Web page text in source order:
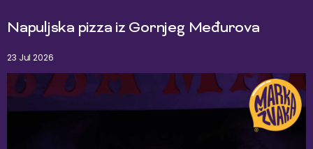
Napuljska pizza iz Gornjeg Međurova
23 Jul 2026